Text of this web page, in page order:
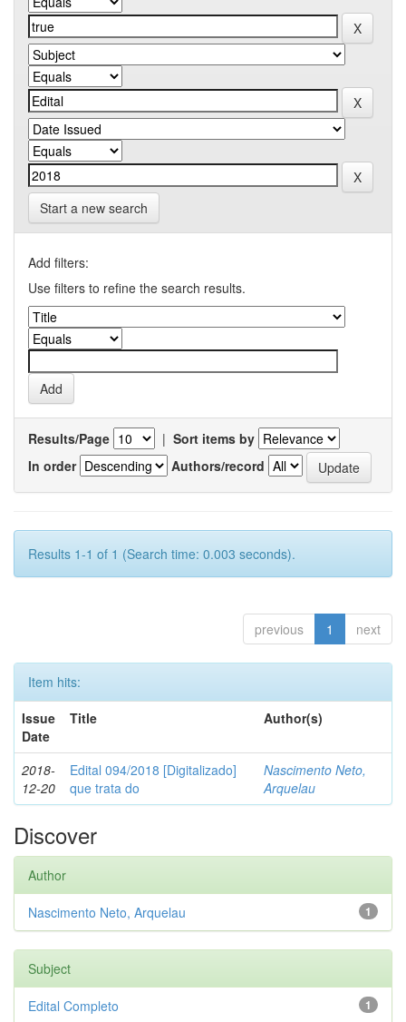
Start a new search
Add filters:
Use filters to refine the search results.
Results/Page | Sort items by
In order
Authors/record
Results 1-1 of 1 (Search time: 0.003 seconds).
previous 1 next
Item hits:
Issue
Date
Title Author(s)
2018-
12-20
Edital 094/2018 [Digitalizado]
que trata do
Nascimento Neto,
Arquelau
Discover
Author
1
Nascimento Neto, Arquelau
Subject
1
Edital Completo